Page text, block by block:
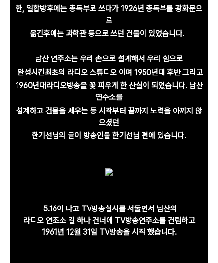
한, 일합방후에는 총독부로 쓰다가 1926년 총독부를 광화문으
로
옮긴후에는 과학관 등으로 쓰던 건물이 있었습니다.
남산 연주소는 우리 손으로 설계해서 우리 힘으로
완성시킨최초의 라디오 스튜디오 이며 1950년대 후반그리고
1960년대 라디오방송을 꽃 피우게 한 산실이 되었습니다. 남산
연주소를
설계하고 건물을 세우는 등 시작부터 끝까지 노력을 아끼지 않
으셨던
한기선님의 글이 방송인물 한기선님 편에 있습니다.
5.16이 나고 TV방송실시를 서둘면서 남산의
라디오 연조소 길 하나 건너에 TV방송연주소를 건립하고
1961년 12월 31일 TV방송을 시작 했습니다.